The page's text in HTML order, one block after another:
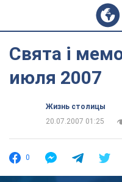
Свята і
июля 2007
Жизнь столицы
20.07.2007 01:25
0